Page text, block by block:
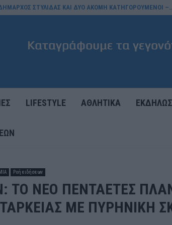
ΣΤΥΛΙΔΑΣ ΚΑΙ ΔΥΟ ΑΚΟΜΗ ΚΑΤΗΓΟΡΟΥΜΕΝΟΙ
LIFESTYLE ΑΘΛΗΤΙΚΑ
Ροή ειδήσεων
ΤΟ ΝΕΟ ΠΕΝΤΑΕΤΕΣ
ΜΕ ΠΥΡΗΝΙΚΗ